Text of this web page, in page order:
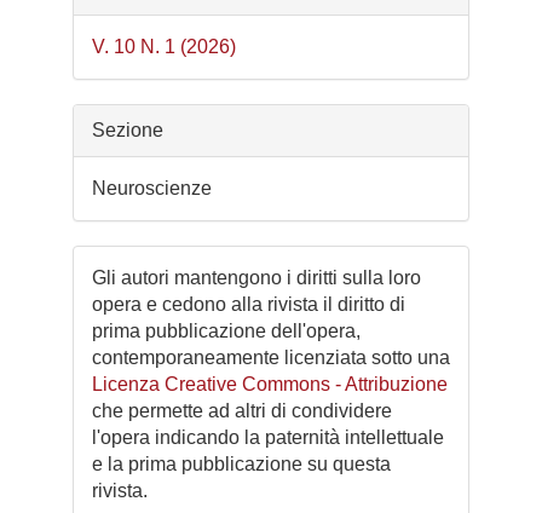
V. 10 N. 1 (2026)
Sezione
Neuroscienze
Gli autori mantengono i diritti sulla loro
opera e cedono alla rivista il diritto di
prima pubblicazione dell'opera,
contemporaneamente licenziata sotto una
Licenza Creative Commons - Attribuzione
che permette ad altri di condividere
l'opera indicando la paternità intellettuale
e la prima pubblicazione su questa
rivista.